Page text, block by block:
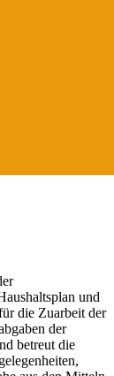
und
die Zuarbeit der
der
betreut die